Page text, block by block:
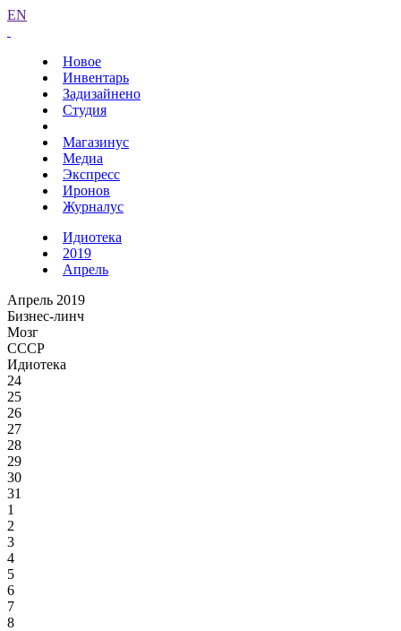
EN
Новое
Инвентарь
Задизайнено
Студия
Магазинус
Медиа
Экспресс
Иронов
Журналус
Идиотека
2019
Апрель
Апрель 2019
Бизнес-линч
Мозг
СССР
Идиотека
24
25
26
27
28
29
30
31
1
2
3
4
5
6
7
8